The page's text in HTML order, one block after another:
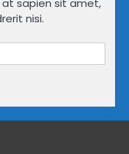
sapien sit amet,
nisi.